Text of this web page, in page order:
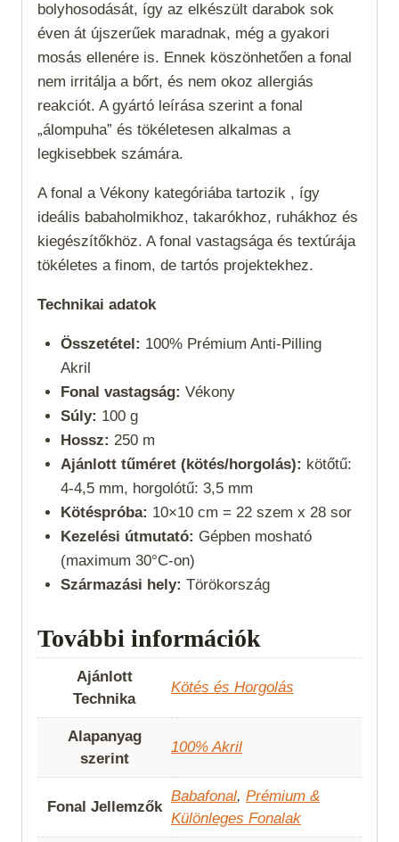
bolyhosodását, így az elkészült darabok sok
éven át újszerűek maradnak, még a gyakori
mosás ellenére is. Ennek köszönhetően a fonal
nem irritálja a bőrt, és nem okoz allergiás
reakciót. A gyártó leírása szerint a fonal
„álompuha” és tökéletesen alkalmas a
legkisebbek számára.
A fonal a Vékony kategóriába tartozik , így
ideális babaholmikhoz, takarókhoz, ruhákhoz és
kiegészítőkhöz. A fonal vastagsága és textúrája
tökéletes a finom, de tartós projektekhez.
Technikai adatok
Összetétel: 100% Prémium Anti-Pilling
Akril
Fonal vastagság: Vékony
Súly: 100 g
Hossz: 250 m
Ajánlott tűméret (kötés/horgolás): kötőtű:
4-4,5 mm, horgolótű: 3,5 mm
Kötéspróba: 10×10 cm = 22 szem x 28 sor
Kezelési útmutató: Gépben mosható
(maximum 30°C-on)
Származási hely: Törökország
További információk
Ajánlott
Technika
Kötés és Horgolás
Alapanyag
szerint
100% Akril
Fonal Jellemzők
Babafonal, Prémium &
Különleges Fonalak